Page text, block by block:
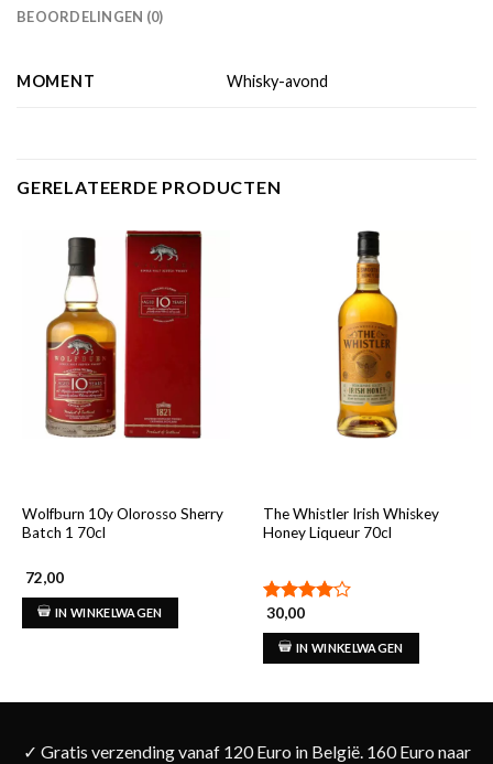
BEOORDELINGEN (0)
MOMENT Whisky-avond
GERELATEERDE PRODUCTEN
Wolfburn 10y Olorosso Sherry
Batch 1 70cl
72,00
IN WINKELWAGEN
The Whistler Irish Whiskey
Honey Liqueur 70cl
Gewaardeerd
4.00uit
30,00
IN WINKELWAGEN
✓ Gratis verzending vanaf 120 Euro in België. 160 Euro naar